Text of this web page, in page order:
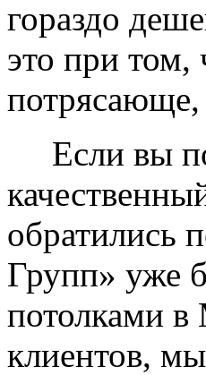
гораздо
это при том,
Если вы
обратились
Групп» уже
потолками в
клиентов,